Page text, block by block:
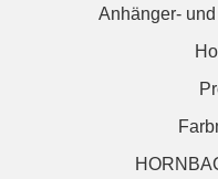
Anhänger-